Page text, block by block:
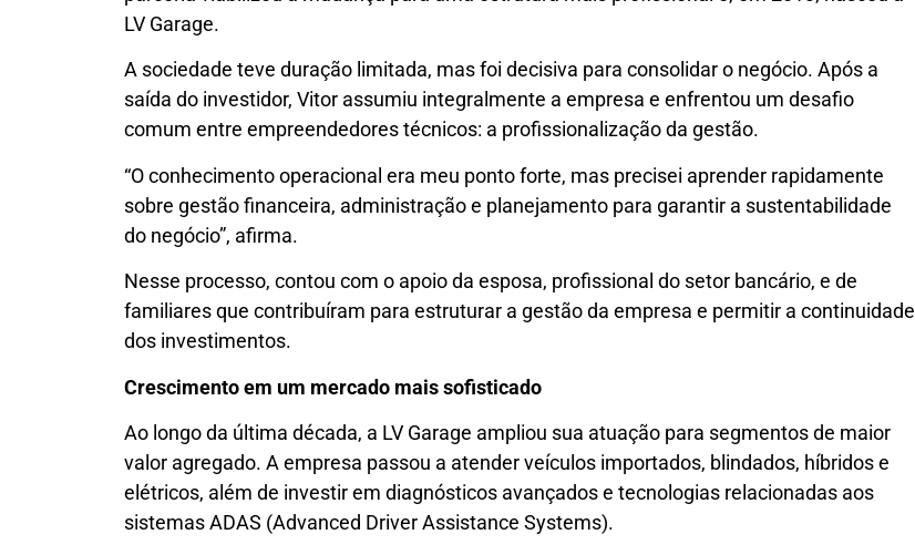
LV Garage.
A sociedade teve duração limitada, mas foi decisiva para consolidar o negócio. Após a
saída do investidor, Vitor assumiu integralmente a empresa e enfrentou um desafio
comum entre empreendedores técnicos: a profissionalização da gestão.
“O conhecimento operacional era meu ponto forte, mas precisei aprender rapidamente
sobre gestão financeira, administração e planejamento para garantir a sustentabilidade
do negócio”, afirma.
Nesse processo, contou com o apoio da esposa, profissional do setor bancário, e de
familiares que contribuíram para estruturar a gestão da empresa e permitir a continuidade
dos investimentos.
Crescimento em um mercado mais sofisticado
Ao longo da última década, a LV Garage ampliou sua atuação para segmentos de maior
valor agregado. A empresa passou a atender veículos importados, blindados, híbridos e
elétricos, além de investir em diagnósticos avançados e tecnologias relacionadas aos
sistemas ADAS (Advanced Driver Assistance Systems).